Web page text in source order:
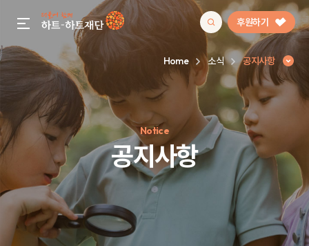
gnb menu open 후원하기
인기 키워드
#정기후원#하트플레이스#캠페인#팬덤후원
Home 소식 공지사항
Notice
공지사항